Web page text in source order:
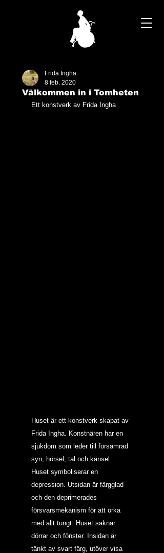
Välkommen in i Tomheten
Frida Ingha
8 feb. 2020
Ett konstverk av Frida Ingha
Huset är ett konstverk skapat av
Frida Ingha. Konstnären har en
sjukdom som leder till försämrad
syn, hörsel, tal och känsel.
Huset symboliserar en
depression. Utsidan är färgglad
och den deprimerades
försvarsmekanism för att orka
med allt tungt. Huset saknar
dörrar och fönster. Insidan är
tänkt av svart färg, utöver visa